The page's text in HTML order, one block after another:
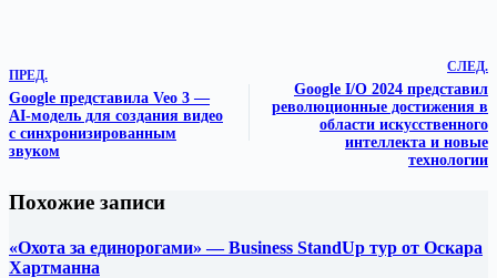
ПРЕД.
Google представила Veo 3 —
AI-модель для создания видео
с синхронизированным
звуком
СЛЕД.
Google I/O 2024 представил
революционные достижения в
области искусственного
интеллекта и новые
технологии
Похожие записи
«Охота за единорогами» — Business StandUp тур от Оскара
Хартманна